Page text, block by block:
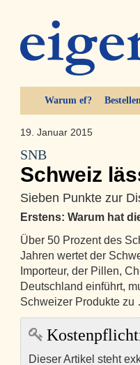
Warum ef?
19. Januar 2015
SNB
Schweiz
Sieben Punkte zur
Erstens: Warum hat
Über 50 Prozent des
Jahren wertet der
Importeur, der Pillen,
Deutschland einführt,
Schweizer Produkte zu
Dieser Artikel steht